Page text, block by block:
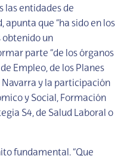
las entidades de
apunta que “ha sido en los
obtenido un
parte “de los órganos
Empleo, de los Planes
Navarra y la participación
y Social, Formación
S4, de Salud Laboral o
fundamental. “Que